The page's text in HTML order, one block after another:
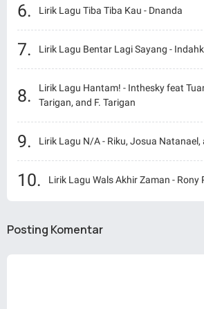
Lirik Lagu Tiba Tiba Kau - Dnanda
Lirik Lagu Bentar Lagi Sayang -
Lirik Lagu Hantam! - Inthesky feat
Tarigan, and F. Tarigan
Lirik Lagu N/A - Riku, Josua Natanael,
Lirik Lagu Wals Akhir Zaman - Rony
Posting Komentar